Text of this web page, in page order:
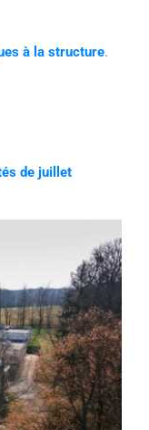
à la structure.
de juillet